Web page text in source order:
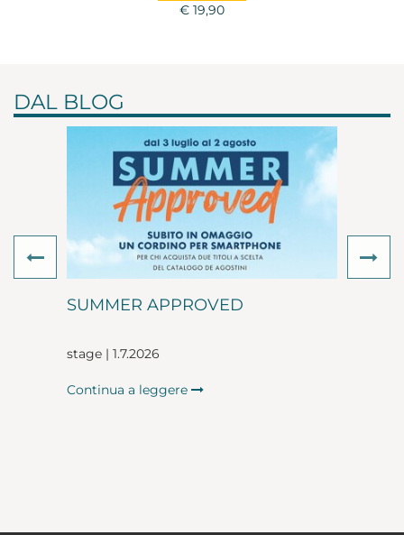
€ 19,90
DAL BLOG
SUMMER APPROVED
stage | 1.7.2026
Continua a leggere
Previous